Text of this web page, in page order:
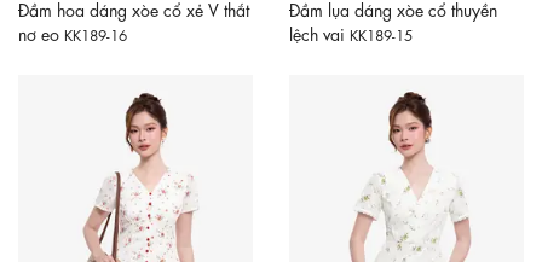
Đầm hoa dáng xòe cổ xẻ V thắt
nơ eo KK189-16
Đầm lụa dáng xòe cổ thuyền
lệch vai KK189-15